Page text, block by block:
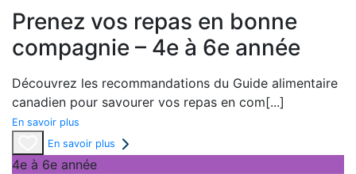
Prenez vos repas en bonne
compagnie – 4e à 6e année
Découvrez les recommandations du Guide alimentaire
canadien pour savourer vos repas en com[...]
En savoir plus
En savoir plus
4e à 6e année